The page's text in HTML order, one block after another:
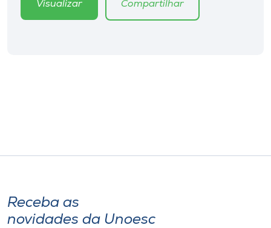
Editora
Selecione
o idioma
Visualizar Compartilhar
Receba as
novidades da Unoesc